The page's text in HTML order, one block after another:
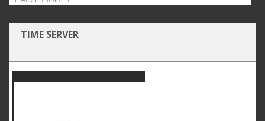
TIME SERVER